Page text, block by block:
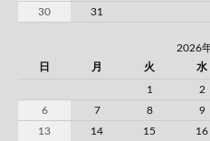
30
31
2026
日
月 火 水
1 2
6
7 8 9
13
14 15 16